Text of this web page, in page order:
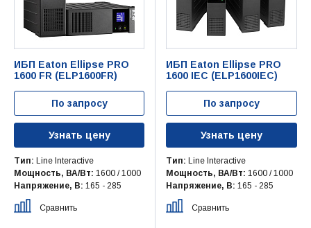
ИБП Eaton Ellipse PRO
1600 FR (ELP1600FR)
По запросу
Узнать цену
Тип: Line Interactive
Мощность, ВА/Вт: 1600 / 1000
Напряжение, В: 165 - 285
Сравнить
ИБП Eaton Ellipse PRO
1600 IEC (ELP1600IEC)
По запросу
Узнать цену
Тип: Line Interactive
Мощность, ВА/Вт: 1600 / 1000
Напряжение, В: 165 - 285
Сравнить